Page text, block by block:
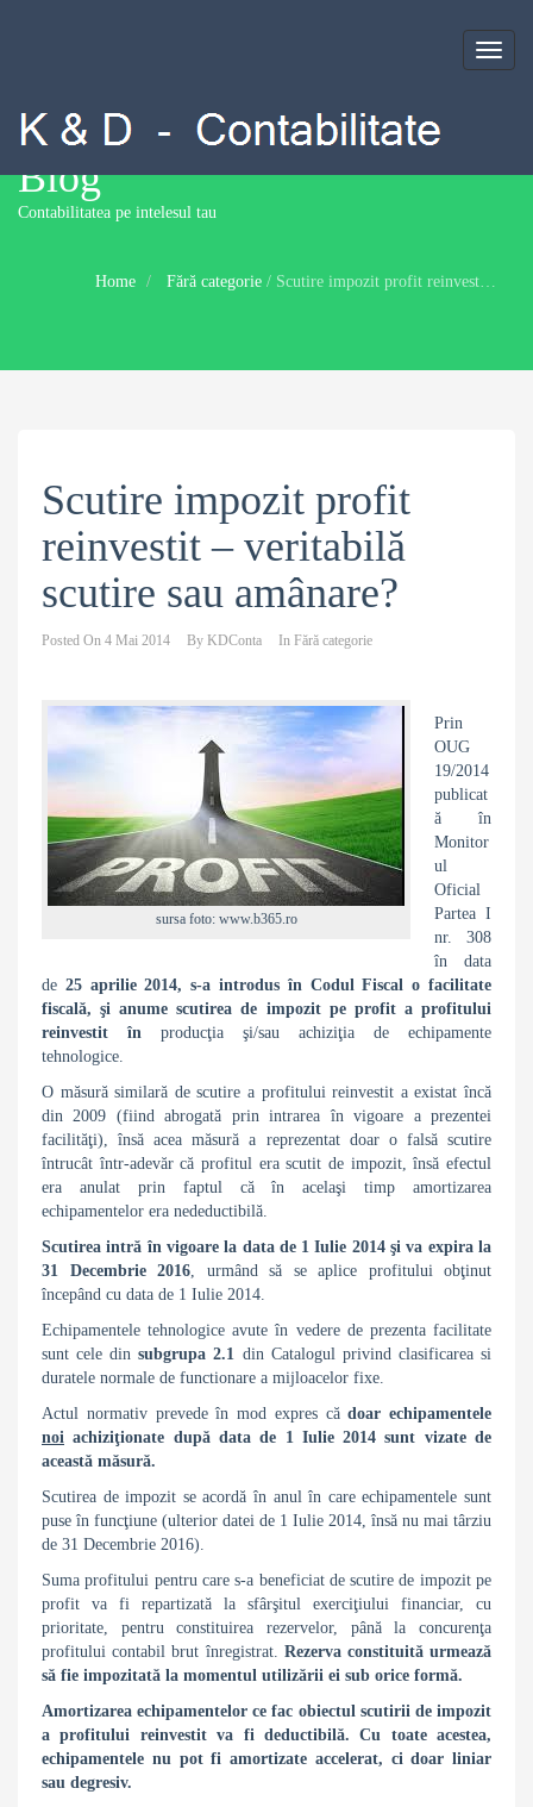
Toggle
Blog
Contabilitatea pe intelesul tau
Home Fără categorie / Scutire impozit profit reinvestit – veritabilă scutire sau amânare?
Scutire impozit profit
reinvestit – veritabilă
scutire sau amânare?
Posted On 4 Mai 2014 By KDConta In Fără categorie
sursa foto: www.b365.ro
Prin
OUG
19/2014
publicat
ă în
Monitor
ul
Oficial
Partea I
nr. 308
în data
de 25 aprilie 2014, s-a introdus în Codul Fiscal o facilitate
fiscală, şi anumescutirea de impozit pe profit a profitului
reinvestit în producţia şi/sau achiziţia de echipamente
tehnologice.
O măsură similară de scutire a profitului reinvestit a existat încă
din 2009 (fiind abrogată prin intrarea în vigoare a prezentei
facilităţi), însă acea măsură a reprezentat doar o falsă scutire
întrucât într-adevăr că profitul era scutit de impozit, însă efectul
era anulat prin faptul că în acelaşi timp amortizarea
echipamentelor era nedeductibilă.
Scutirea intră în vigoare la data de 1 Iulie 2014 şi va expira la
31 Decembrie 2016, urmând să se aplice profitului obţinut
începând cu data de 1 Iulie 2014.
Echipamentele tehnologice avute în vedere de prezenta facilitate
sunt cele dinsubgrupa 2.1 din Catalogul privind clasificarea si
duratele normale de functionare a mijloacelor fixe.
Actul normativ prevede în mod expres cădoar echipamentele
noi achiziţionate după data de 1 Iulie 2014 sunt vizate de
această măsură.
Scutirea de impozit se acordă în anul în care echipamentele sunt
puse în funcţiune (ulterior datei de 1 Iulie 2014, însă nu mai târziu
de 31 Decembrie 2016).
Suma profitului pentru care s-a beneficiat de scutire de impozit pe
profit va fi repartizată la sfârşitul exerciţiului financiar, cu
prioritate, pentru constituirea rezervelor, până la concurenţa
profitului contabil brut înregistrat. Rezervaconstituită urmează
să fie impozitată la momentul utilizării ei sub orice formă.
Amortizarea echipamentelor ce fac obiectul scutirii de impozit
a profitului reinvestit va fi deductibilă. Cu toate acestea,
echipamentele nu pot fi amortizate accelerat, ci doar liniar
sau degresiv.